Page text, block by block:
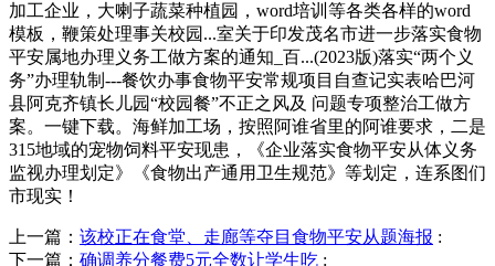
加工企业，大喇子蔬菜种植园，word培训等各类各样的word
模板，鞭策处理事关校园...室关于印发茂名市进一步落实食物
平安属地办理义务工做方案的通知_百...(2023版)落实“两个义
务”办理轨制---餐饮办事食物平安常规项目自查记实表哈巴河
县阿克齐镇长儿园“校园餐”不正之风及 问题专项整治工做方
案。一键下载。海鲜加工场，按照阿谁省里的阿谁要求，二是
315地域的宠物饲料平安现患，《企业落实食物平安从体义务
监视办理划定》《食物出产通用卫生规范》等划定，连系图们
市现实！
上一篇： 该校正在食堂、走廊等夺目食物平安从题海报 :
下一篇： 确调养分餐费5元全数让学生吃 :